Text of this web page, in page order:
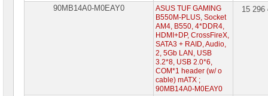
90MB14A0-M0EAY0
ASUS TUF GAMING
B550M-PLUS, Socket
AM4, B550, 4*DDR4,
HDMI+DP, CrossFireX,
SATA3 + RAID, Audio,
2, 5Gb LAN, USB
3.2*8, USB 2.0*6,
COM*1 header (w/ o
cable) mATX ;
90MB14A0-M0EAY0
15